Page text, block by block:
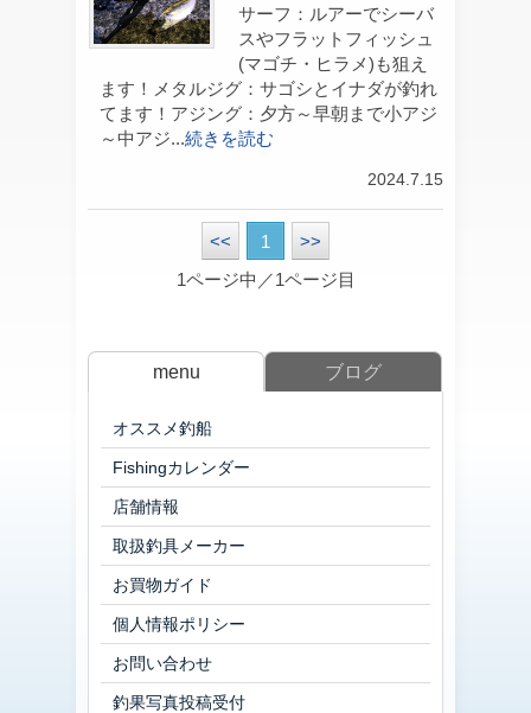
サーフ：ルアーでシーバ
スやフラットフィッシュ
(マゴチ・ヒラメ)も狙え
ます！メタルジグ：サゴシとイナダが釣れ
てます！アジング：夕方～早朝まで小アジ
～中アジ...続きを読む
2024.7.15
<< 1
>>
1ページ中／1ページ目
menu ブログ
オススメ釣船
Fishingカレンダー
店舗情報
取扱釣具メーカー
お買物ガイド
個人情報ポリシー
お問い合わせ
釣果写真投稿受付